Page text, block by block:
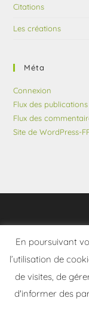
Citations
Les créations
Méta
Connexion
Flux des publications
Flux des
Site de WordPress-
En poursuivant
l’utilisation de
de visites, de
d'informer des